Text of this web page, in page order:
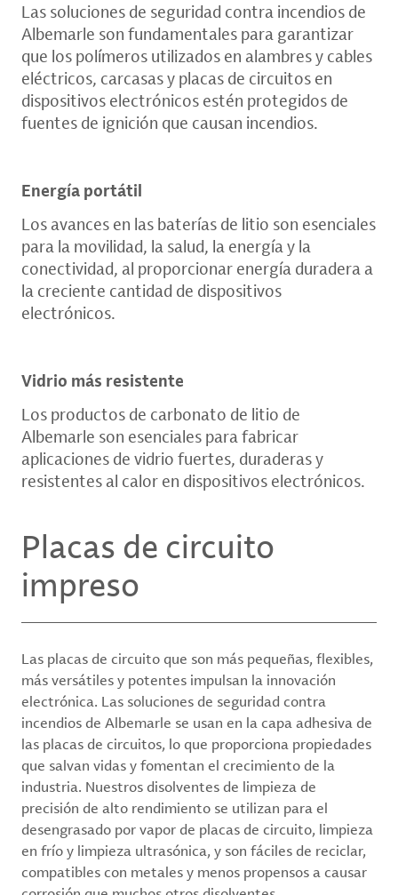
Las soluciones de seguridad contra incendios de
Albemarle son fundamentales para garantizar
que los polímeros utilizados en alambres y cables
eléctricos, carcasas y placas de circuitos en
dispositivos electrónicos estén protegidos de
fuentes de ignición que causan incendios.
Energía portátil
Los avances en las baterías de litio son esenciales
para la movilidad, la salud, la energía y la
conectividad, al proporcionar energía duradera a
la creciente cantidad de dispositivos
electrónicos.
Vidrio más resistente
Los productos de carbonato de litio de
Albemarle son esenciales para fabricar
aplicaciones de vidrio fuertes, duraderas y
resistentes al calor en dispositivos electrónicos.
Placas de circuito
impreso
Las placas de circuito que son más pequeñas, flexibles,
más versátiles y potentes impulsan la innovación
electrónica. Las soluciones de seguridad contra
incendios de Albemarle se usan en la capa adhesiva de
las placas de circuitos, lo que proporciona propiedades
que salvan vidas y fomentan el crecimiento de la
industria. Nuestros disolventes de limpieza de
precisión de alto rendimiento se utilizan para el
desengrasado por vapor de placas de circuito, limpieza
en frío y limpieza ultrasónica, y son fáciles de reciclar,
compatibles con metales y menos propensos a causar